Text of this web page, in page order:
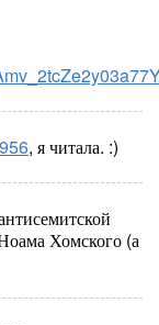
, я читала. :)
Хомского (а